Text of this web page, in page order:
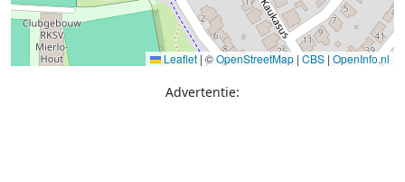
Leaflet |©OpenStreetMap | CBS | OpenInfo.nl
Advertentie: